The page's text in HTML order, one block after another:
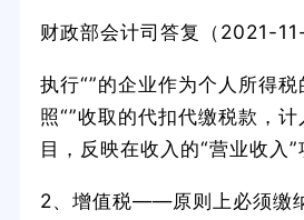
财政部会计司答复（2021-11-
执行“”的企业作为个人所得
照“”收取的代扣代缴税款，计
目，反映在收入的“营业收入”
2、增值税——原则上必须缴